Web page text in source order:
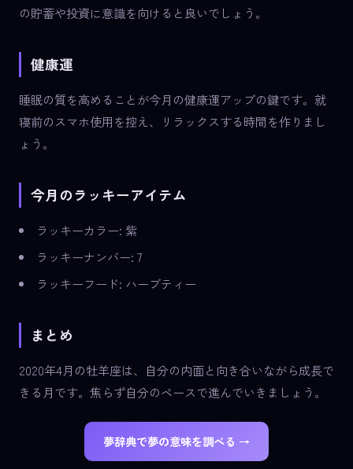
の貯蓄や投資に意識を向けると良いでしょう。
健康運
睡眠の質を高めることが今月の健康運アップの鍵です。就
寝前のスマホ使用を控え、リラックスする時間を作りまし
ょう。
今月のラッキーアイテム
ラッキーカラー: 紫
ラッキーナンバー: 7
ラッキーフード: ハーブティー
まとめ
2020年4月の牡羊座は、自分の内面と向き合いながら成長で
きる月です。焦らず自分のペースで進んでいきましょう。
夢辞典で夢の意味を調べる →